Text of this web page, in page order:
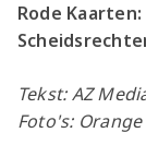
Rode Kaarten:
Tekst: AZ
Foto's: